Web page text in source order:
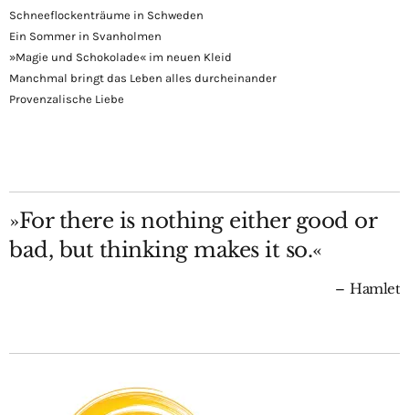
Schneeflockenträume in Schweden
Ein Sommer in Svanholmen
»Magie und Schokolade« im neuen Kleid
Manchmal bringt das Leben alles durcheinander
Provenzalische Liebe
»For there is nothing either good or
bad, but thinking makes it so.«
Hamlet